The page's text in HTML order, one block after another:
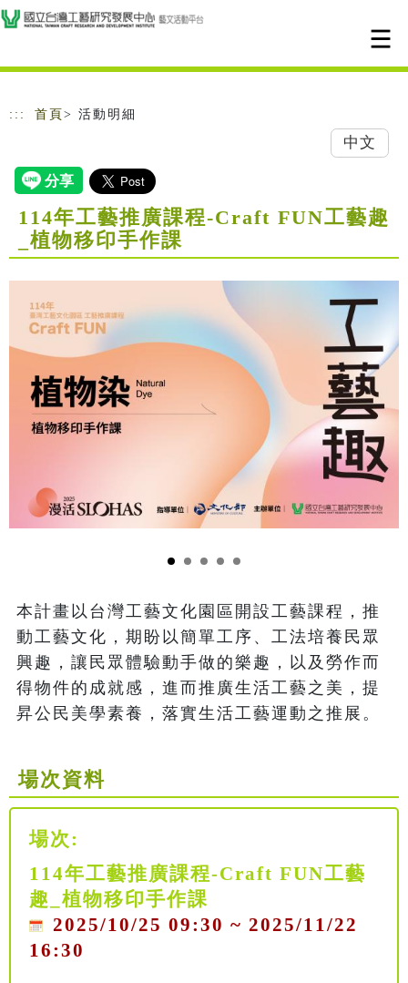
跳到主要內容
網站導覽
::: 首頁 > 活動明細
中文
114年工藝推廣課程-Craft FUN工藝趣
_植物移印手作課
本計畫以台灣工藝文化園區開設工藝課程，推
動工藝文化，期盼以簡單工序、工法培養民眾
興趣，讓民眾體驗動手做的樂趣，以及勞作而
得物件的成就感，進而推廣生活工藝之美，提
昇公民美學素養，落實生活工藝運動之推展。
場次資料
場次:
114年工藝推廣課程-Craft FUN工藝
趣_植物移印手作課
2025/10/25 09:30 ~ 2025/11/22
16:30